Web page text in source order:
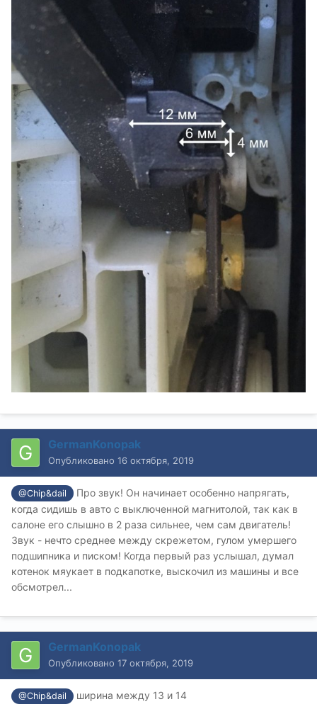
GermanKonopak
Опубликовано 16 октября, 2019
@Chip&dail
Про звук! Он начинает особенно напрягать,
когда сидишь в авто с выключенной магнитолой, так как в
салоне его слышно в 2 раза сильнее, чем сам двигатель!
Звук - нечто среднее между скрежетом, гулом умершего
подшипника и писком! Когда первый раз услышал, думал
котенок мяукает в подкапотке, выскочил из машины и все
обсмотрел...
GermanKonopak
Опубликовано 17 октября, 2019
@Chip&dail ширина между 13 и 14